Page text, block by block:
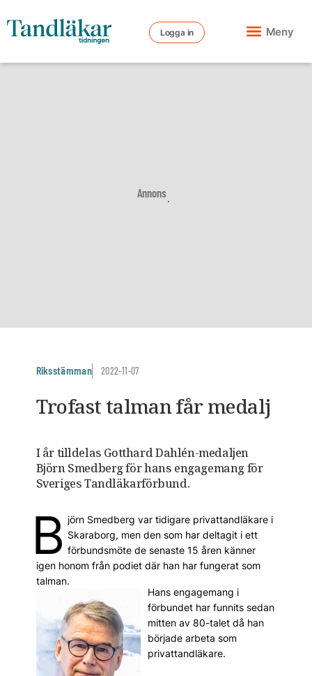
Logga in Meny
Annons
Riksstämman 2022-11-07
Trofast talman får medalj
I år tilldelas Gotthard Dahlén-medaljen
Björn Smedberg för hans engagemang för
Sveriges Tandläkarförbund.
B jörn Smedberg var tidigare privattandläkare i
Skaraborg, men den som har deltagit i ett
förbundsmöte de senaste 15 åren känner
igen honom från ­podiet där han har fungerat som
talman.
Hans engagemang i
förbundet har funnits sedan
mitten av 80-talet då han
började arbeta som
privattandläkare.